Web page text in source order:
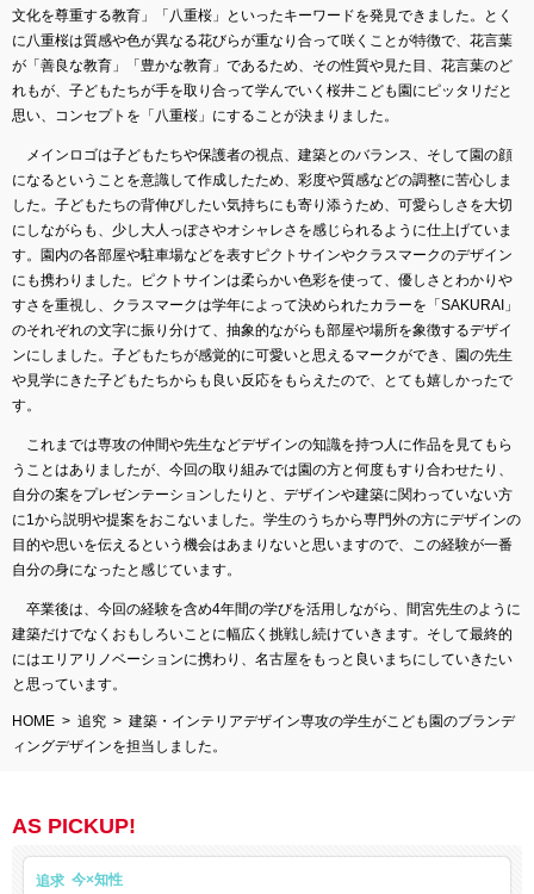
文化を尊重する教育」「八重桜」といったキーワードを発見できました。とく
に八重桜は質感や色が異なる花びらが重なり合って咲くことが特徴で、花言葉
が「善良な教育」「豊かな教育」であるため、その性質や見た目、花言葉のど
れもが、子どもたちが手を取り合って学んでいく桜井こども園にピッタリだと
思い、コンセプトを「八重桜」にすることが決まりました。
メインロゴは子どもたちや保護者の視点、建築とのバランス、そして園の顔
になるということを意識して作成したため、彩度や質感などの調整に苦心しま
した。子どもたちの背伸びしたい気持ちにも寄り添うため、可愛らしさを大切
にしながらも、少し大人っぽさやオシャレさを感じられるように仕上げていま
す。園内の各部屋や駐車場などを表すピクトサインやクラスマークのデザイン
にも携わりました。ピクトサインは柔らかい色彩を使って、優しさとわかりや
すさを重視し、クラスマークは学年によって決められたカラーを「SAKURAI」
のそれぞれの文字に振り分けて、抽象的ながらも部屋や場所を象徴するデザイ
ンにしました。子どもたちが感覚的に可愛いと思えるマークができ、園の先生
や見学にきた子どもたちからも良い反応をもらえたので、とても嬉しかったで
す。
これまでは専攻の仲間や先生などデザインの知識を持つ人に作品を見てもら
うことはありましたが、今回の取り組みでは園の方と何度もすり合わせたり、
自分の案をプレゼンテーションしたりと、デザインや建築に関わっていない方
に1から説明や提案をおこないました。学生のうちから専門外の方にデザインの
目的や思いを伝えるという機会はあまりないと思いますので、この経験が一番
自分の身になったと感じています。
卒業後は、今回の経験を含め4年間の学びを活用しながら、間宮先生のように
建築だけでなくおもしろいことに幅広く挑戦し続けていきます。そして最終的
にはエリアリノベーションに携わり、名古屋をもっと良いまちにしていきたい
と思っています。
HOME 追究
建築・インテリアデザイン専攻の学生がこども園のブランデ
ィングデザインを担当しました。
AS PICKUP!
追求